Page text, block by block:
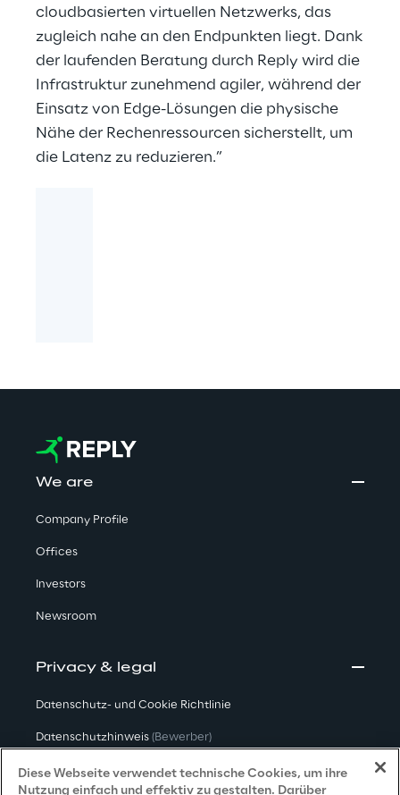
cloudbasierten virtuellen Netzwerks, das
zugleich nahe an den Endpunkten liegt. Dank
der laufenden Beratung durch Reply wird die
Infrastruktur zunehmend agiler, während der
Einsatz von Edge-Lösungen die physische
Nähe der Rechenressourcen sicherstellt, um
die Latenz zu reduzieren.”
We are
Company Profile
Offices
Investors
Newsroom
Privacy & legal
Datenschutz- und Cookie Richtlinie
Datenschutzhinweis (Bewerber)
Datenschutzhinweis(Kunden)
Diese Webseite verwendet technische Cookies, um ihre
Nutzung einfach und effektiv zu gestalten. Darüber